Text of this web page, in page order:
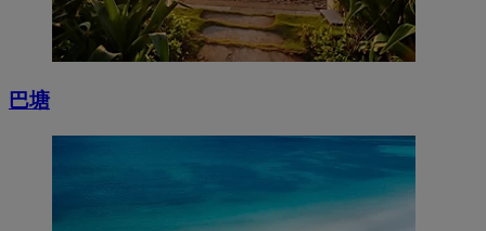
巴塘